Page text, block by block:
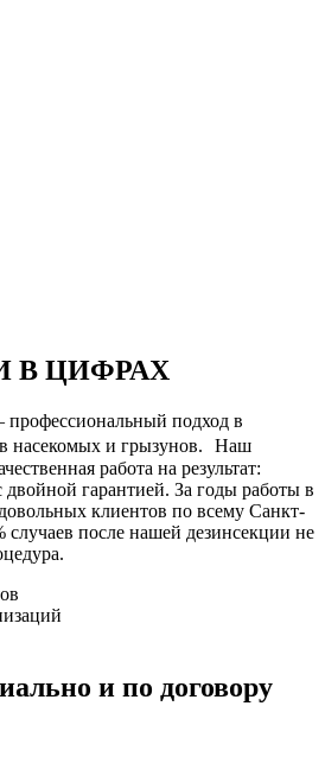
В ЦИФРАХ
подход в
насекомых и грызунов. Наш
работа на результат:
двойной гарантией. За годы работы в
клиентов по всему Санкт-
после нашей дезинсекции не
и по договору